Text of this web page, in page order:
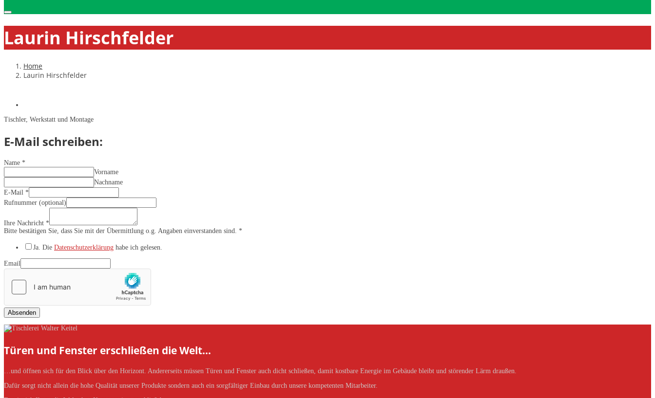
Laurin Hirschfelder
Home
Laurin Hirschfelder
Tischler, Werkstatt und Montage
E-Mail schreiben:
Name *
Vorname
Nachname
E-Mail *
Rufnummer (optional)
Ihre Nachricht *
Bitte bestätigen Sie, dass Sie mit der Übermittlung o.g. Angaben einverstanden sind. *
Ja. Die Datenschutzerklärung habe ich gelesen.
Email
Absenden
Türen und Fenster erschließen die Welt…
…und öffnen sich für den Blick über den Horizont. Andererseits müssen Türen und Fenster auch dicht schließen, damit kostbare Energie im Gebäude bleibt und störender Lärm draußen.
Dafür sorgt nicht allein die hohe Qualität unserer Produkte sondern auch ein sorgfältiger Einbau durch unsere kompetenten Mitarbeiter.